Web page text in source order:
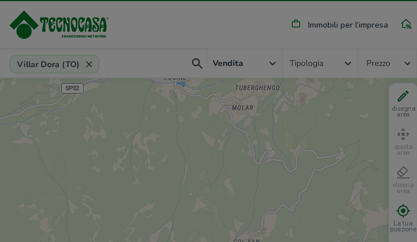
Immobili per l'impresa
Provincia, comune, zona, riferimento
Villar Dora (TO) Vendita Tipologia Prezzo
disegna
area
sposta
area
elimina
area
La tua
posizione